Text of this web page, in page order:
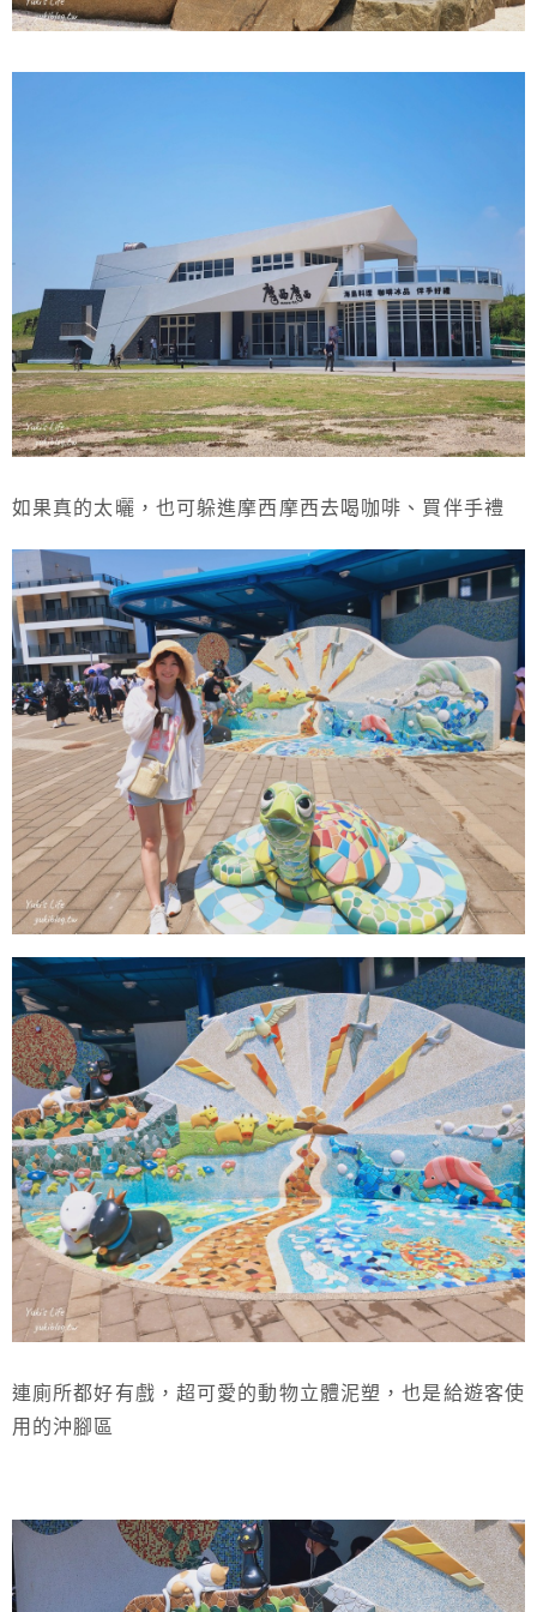
如果真的太曬，也可躲進摩西摩西去喝咖啡、買伴手禮
連廁所都好有戲，超可愛的動物立體泥塑，也是給遊客使
用的沖腳區